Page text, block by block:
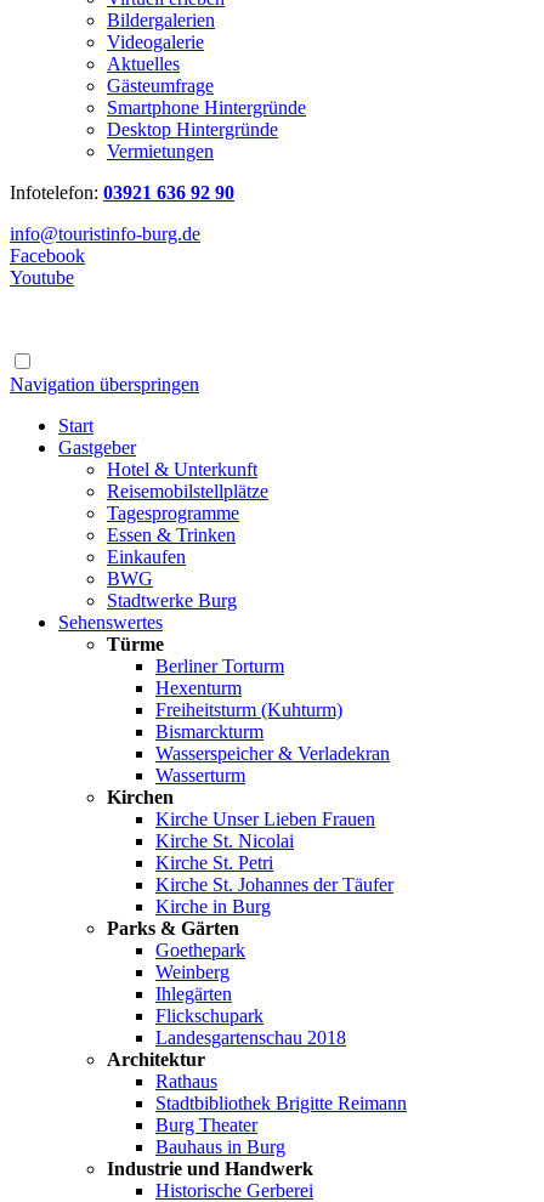
Bildergalerien
Videogalerie
Aktuelles
Gästeumfrage
Smartphone Hintergründe
Desktop Hintergründe
Vermietungen
Infotelefon: 03921 636 92 90
info@touristinfo-burg.de
Facebook
Youtube
Navigation überspringen
Start
Gastgeber
Hotel & Unterkunft
Reisemobilstellplätze
Tagesprogramme
Essen & Trinken
Einkaufen
BWG
Stadtwerke Burg
Sehenswertes
Türme
Berliner Torturm
Hexenturm
Freiheitsturm (Kuhturm)
Bismarckturm
Wasserspeicher & Verladekran
Wasserturm
Kirchen
Kirche Unser Lieben Frauen
Kirche St. Nicolai
Kirche St. Petri
Kirche St. Johannes der Täufer
Kirche in Burg
Parks & Gärten
Goethepark
Weinberg
Ihlegärten
Flickschupark
Landesgartenschau 2018
Architektur
Rathaus
Stadtbibliothek Brigitte Reimann
Burg Theater
Bauhaus in Burg
Industrie und Handwerk
Historische Gerberei